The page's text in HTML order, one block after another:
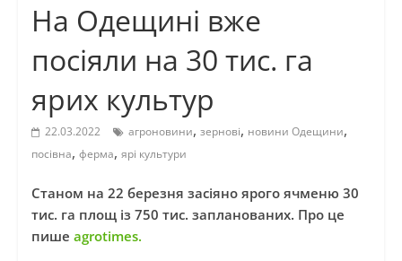
На Одещині вже
посіяли на 30 тис. га
ярих культур
22.03.2022 агроновини, зернові, новини Одещини,
посівна, ферма, ярі культури
Станом на 22 березня засіяно ярого ячменю 30
тис. га площ із 750 тис. запланованих. Про це
пише agrotimes.